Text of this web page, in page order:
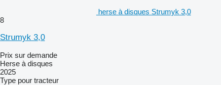
herse à disques Strumyk 3,0
8
Strumyk 3,0
Prix sur demande
Herse à disques
2025
Type pour tracteur